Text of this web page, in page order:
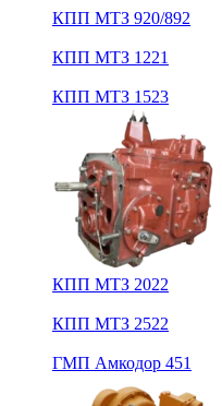
КПП МТЗ 920/892
КПП МТЗ 1221
КПП МТЗ 1523
КПП МТЗ 2022
КПП МТЗ 2522
ГМП Амкодор 451